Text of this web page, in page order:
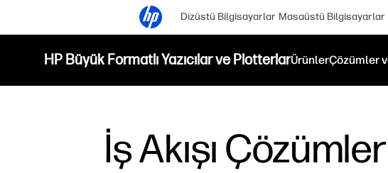
Dizüstü Bilgisayarlar Masaüstü Bilgisayarlar
HP Büyük Formatlı Yazıcılar ve PlotterlarÜrünlerÇözümler
İş Akışı